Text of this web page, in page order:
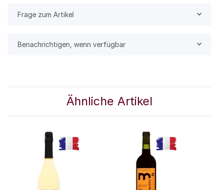
Frage zum Artikel
Benachrichtigen, wenn verfügbar
Ähnliche Artikel